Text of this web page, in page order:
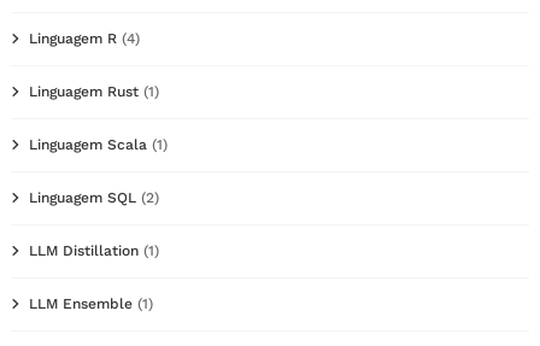
Linguagem R (4)
Linguagem Rust (1)
Linguagem Scala (1)
Linguagem SQL (2)
LLM Distillation (1)
LLM Ensemble (1)